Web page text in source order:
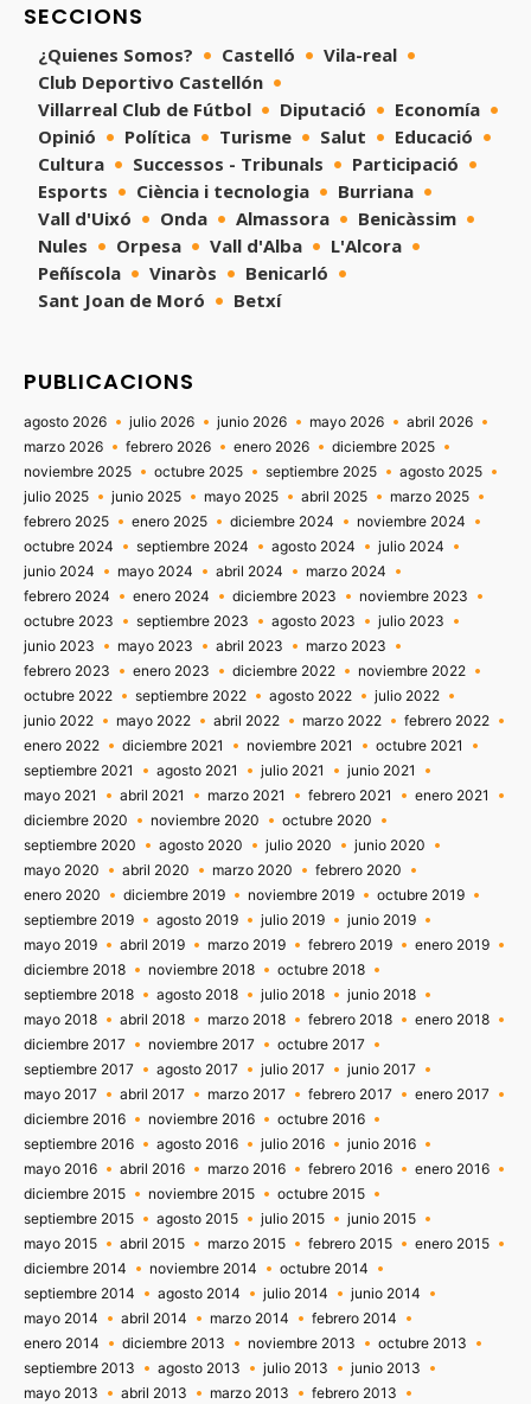
SECCIONS
¿Quienes Somos? Castelló
Vila-real
Club Deportivo Castellón
Villarreal Club de Fútbol
Diputació
Economía
Opinió
Política Turisme Salut
Educació
Cultura
Successos - Tribunals
Participació
Esports
Ciència i tecnologia
Burriana
Vall d'Uixó
Onda Almassora
Benicàssim
Nules
Orpesa Vall d'Alba
L'Alcora
Peñíscola
Vinaròs
Benicarló
Sant Joan de Moró
Betxí
PUBLICACIONS
agosto 2026 julio 2026 junio 2026 mayo 2026
abril 2026
marzo 2026
febrero 2026 enero 2026
diciembre 2025
noviembre 2025
octubre 2025 septiembre 2025
agosto 2025
julio 2025
junio 2025 mayo 2025 abril 2025
marzo 2025
febrero 2025
enero 2025 diciembre 2024
noviembre 2024
octubre 2024
septiembre 2024 agosto 2024
julio 2024
junio 2024
mayo 2024 abril 2024
marzo 2024
febrero 2024
enero 2024 diciembre 2023
noviembre 2023
octubre 2023
septiembre 2023 agosto 2023
julio 2023
junio 2023
mayo 2023 abril 2023
marzo 2023
febrero 2023
enero 2023 diciembre 2022
noviembre 2022
octubre 2022
septiembre 2022 agosto 2022
julio 2022
junio 2022
mayo 2022 abril 2022 marzo 2022
febrero 2022
enero 2022
diciembre 2021 noviembre 2021
octubre 2021
septiembre 2021
agosto 2021 julio 2021
junio 2021
mayo 2021
abril 2021 marzo 2021 febrero 2021
enero 2021
diciembre 2020
noviembre 2020
octubre 2020
septiembre 2020
agosto 2020 julio 2020
junio 2020
mayo 2020
abril 2020 marzo 2020
febrero 2020
enero 2020
diciembre 2019 noviembre 2019
octubre 2019
septiembre 2019
agosto 2019 julio 2019
junio 2019
mayo 2019
abril 2019 marzo 2019 febrero 2019
enero 2019
diciembre 2018
noviembre 2018
octubre 2018
septiembre 2018
agosto 2018 julio 2018
junio 2018
mayo 2018
abril 2018 marzo 2018 febrero 2018
enero 2018
diciembre 2017
noviembre 2017
octubre 2017
septiembre 2017
agosto 2017 julio 2017
junio 2017
mayo 2017
abril 2017 marzo 2017 febrero 2017
enero 2017
diciembre 2016
noviembre 2016
octubre 2016
septiembre 2016
agosto 2016 julio 2016
junio 2016
mayo 2016
abril 2016 marzo 2016 febrero 2016
enero 2016
diciembre 2015
noviembre 2015
octubre 2015
septiembre 2015
agosto 2015 julio 2015
junio 2015
mayo 2015
abril 2015 marzo 2015 febrero 2015
enero 2015
diciembre 2014
noviembre 2014
octubre 2014
septiembre 2014
agosto 2014 julio 2014
junio 2014
mayo 2014
abril 2014 marzo 2014
febrero 2014
enero 2014
diciembre 2013 noviembre 2013
octubre 2013
septiembre 2013
agosto 2013 julio 2013
junio 2013
mayo 2013
abril 2013 marzo 2013 febrero 2013